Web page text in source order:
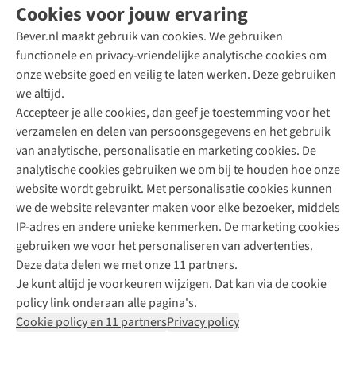
Cookies voor jouw ervaring
Bever.nl maakt gebruik van cookies. We gebruiken
functionele en privacy-vriendelijke analytische cookies om
onze website goed en veilig te laten werken. Deze gebruiken
we altijd.
Accepteer je alle cookies, dan geef je toestemming voor het
verzamelen en delen van persoonsgegevens en het gebruik
van analytische, personalisatie en marketing cookies. De
analytische cookies gebruiken we om bij te houden hoe onze
website wordt gebruikt. Met personalisatie cookies kunnen
we de website relevanter maken voor elke bezoeker, middels
IP-adres en andere unieke kenmerken. De marketing cookies
gebruiken we voor het personaliseren van advertenties.
Deze data delen we met onze 11 partners.
Je kunt altijd je voorkeuren wijzigen. Dat kan via de cookie
policy link onderaan alle pagina's.
Cookie policy en 11 partnersPrivacy policy
Direct advies van een Buitenexpert
+31 (0)85 888 50 88
+31 6 12 28 49 80
Contactformulier